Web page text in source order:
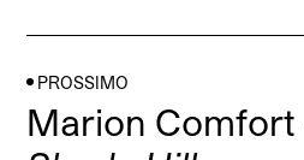
PROSSIMO
Marion Comfort